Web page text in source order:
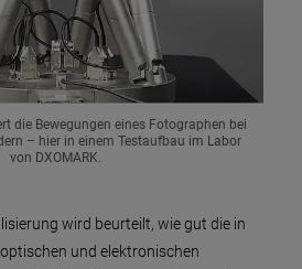
die Bewegungen eines Fotographen bei
– hier in einem Testaufbau im Labor
von DXOMARK.
wird beurteilt, wie gut die in
und elektronischen